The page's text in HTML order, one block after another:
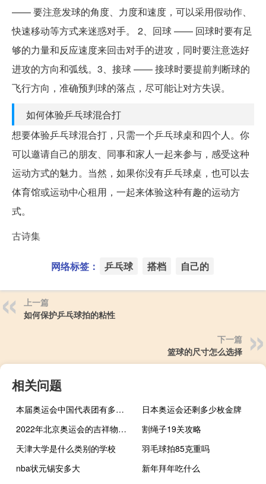
—— 要注意发球的角度、力度和速度，可以采用假动作、
快速移动等方式来迷惑对手。 2、回球 —— 回球时要有足
够的力量和反应速度来回击对手的进攻，同时要注意选好
进攻的方向和弧线。3、接球 —— 接球时要提前判断球的
飞行方向，准确预判球的落点，尽可能让对方失误。
如何体验乒乓球混合打
想要体验乒乓球混合打，只需一个乒乓球桌和四个人。你
可以邀请自己的朋友、同事和家人一起来参与，感受这种
运动方式的魅力。当然，如果你没有乒乓球桌，也可以去
体育馆或运动中心租用，一起来体验这种有趣的运动方
式。
古诗集
网络标签： 乒乓球 搭档 自己的
上一篇
如何保护乒乓球拍的粘性
下一篇
篮球的尺寸怎么选择
相关问题
本届奥运会中国代表团有多少人参加
日本奥运会还剩多少枚金牌
2022年北京奥运会的吉祥物叫什么
割绳子19关攻略
天津大学是什么类别的学校
羽毛球拍85克重吗
nba状元锡安多大
新年拜年吃什么